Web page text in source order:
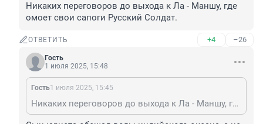
Никаких переговоров до выхода к Ла - Маншу, где
омоет свои сапоги Русский Солдат.
ОТВЕТИТЬ +4 –26
Гость
1 июля 2025, 15:48
Гость1 июля 2025, 15:45
Никаких переговоров до выхода к Ла - Маншу, где омоет свои сапоги Русский Солдат.